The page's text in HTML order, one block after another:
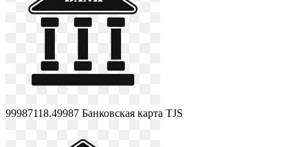
99987118.49987 Банковская карта TJS